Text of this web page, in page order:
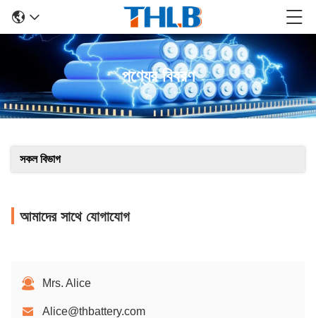
পণ্যের বিবরণ
সকল বিভাগ
আমাদের সাথে যোগাযোগ
Mrs. Alice
Alice@thbattery.com